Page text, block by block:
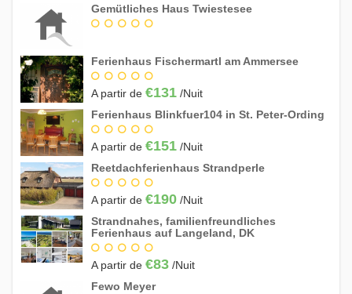
Gemütliches Haus Twiestesee
Ferienhaus Fischermartl am Ammersee
A partir de €131 /Nuit
Ferienhaus Blinkfuer104 in St. Peter-Ording
A partir de €151 /Nuit
Reetdachferienhaus Strandperle
A partir de €190 /Nuit
Strandnahes, familienfreundliches
Ferienhaus auf Langeland, DK
A partir de €83 /Nuit
Fewo Meyer